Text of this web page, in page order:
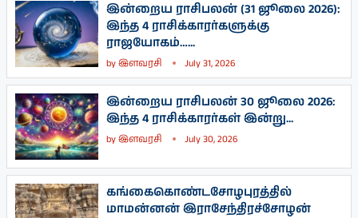
இன்றைய ராசிபலன் (31 ஜூலை 2026):
இந்த 4 ராசிக்காரர்களுக்கு
ராஜயோகம்…...
byஇளவரசி July 31, 2026
இன்றைய ராசிபலன் 30 ஜூலை 2026:
இந்த 4 ராசிக்காரர்கள் இன்று...
byஇளவரசி July 30, 2026
கங்கைகொண்டசோழபுரத்தில்
மாமன்னன் இராசேந்திரச்சோழன்